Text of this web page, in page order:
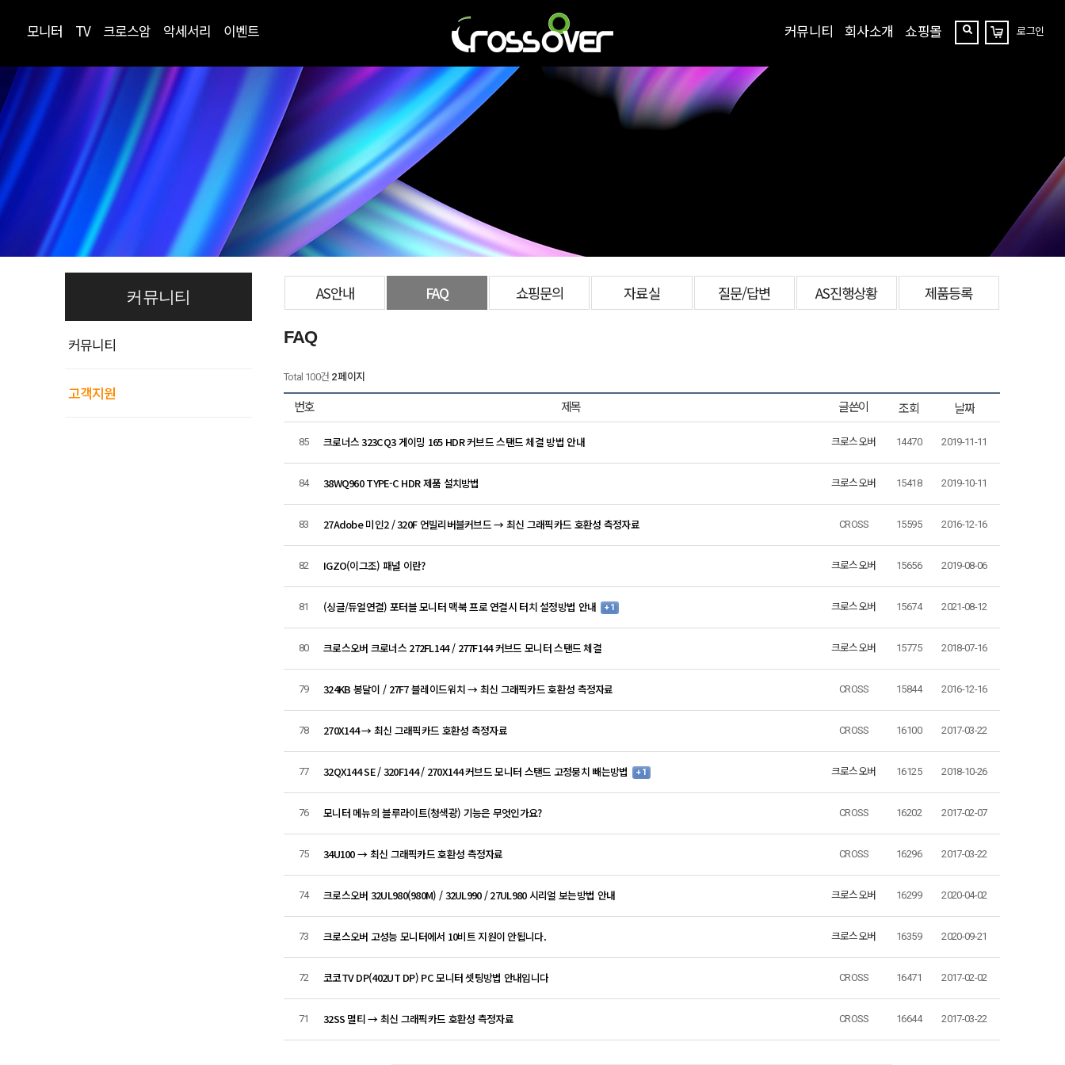
모니터 TV 크로스암 악세서리 이벤트 커뮤니티 회사소개 쇼핑몰
찾
장
바
로그인
커뮤니티
커뮤니티
고객지원
AS안내 FAQ 쇼핑문의 자료실 질문/답변 AS진행상황 제품등록
FAQ
Total 100건 2 페이지
번호 제목 글쓴이 조회 날짜
85 크로너스 323CQ3 게이밍 165 HDR 커브드 스탠드 체결 방법 안내 크로스오버 14470 2019-11-11
84 38WQ960 TYPE-C HDR 제품 설치방법 크로스오버 15418 2019-10-11
83 27Adobe 미인2 / 320F 언빌리버블커브드 → 최신 그래픽카드 호환성 측정자료 CROSS 15595 2016-12-16
82 IGZO(이그조) 패널 이란? 크로스오버 15656 2019-08-06
81 (싱글/듀얼연결) 포터블 모니터 맥북 프로 연결시 터치 설정방법 안내 + 1 크로스오버 15674 2021-08-12
80 크로스오버 크로너스 272FL144 / 277F144 커브드 모니터 스탠드 체결 크로스오버 15775 2018-07-16
79 324KB 봉달이 / 27F7 블레이드워치 → 최신 그래픽카드 호환성 측정자료 CROSS 15844 2016-12-16
78 270X144 → 최신 그래픽카드 호환성 측정자료 CROSS 16100 2017-03-22
77 32QX144 SE / 320F144 / 270X144 커브드 모니터 스탠드 고정뭉치 빼는방법 + 1 크로스오버 16125 2018-10-26
76 모니터 메뉴의 블루라이트(청색광) 기능은 무엇인가요? CROSS 16202 2017-02-07
75 34U100 → 최신 그래픽카드 호환성 측정자료 CROSS 16296 2017-03-22
74 크로스오버 32UL980(980M) / 32UL990 / 27UL980 시리얼 보는방법 안내 크로스오버 16299 2020-04-02
73 크로스오버 고성능 모니터에서 10비트 지원이 안됩니다. 크로스오버 16359 2020-09-21
72 코코TV DP(402UT DP) PC 모니터 셋팅방법 안내입니다 CROSS 16471 2017-02-02
71 32SS 멀티 → 최신 그래픽카드 호환성 측정자료 CROSS 16644 2017-03-22